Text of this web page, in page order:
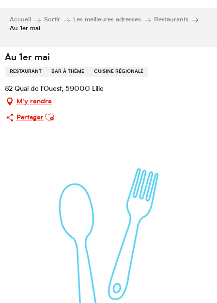
Accueil Sortir Les meilleures adresses
Restaurants
Au 1er mai
Au 1er mai
RESTAURANT BAR À THÈME CUISINE RÉGIONALE
82 Quai de l'Ouest, 59000 Lille
M'y rendre
Partager
Ajouter aux favoris